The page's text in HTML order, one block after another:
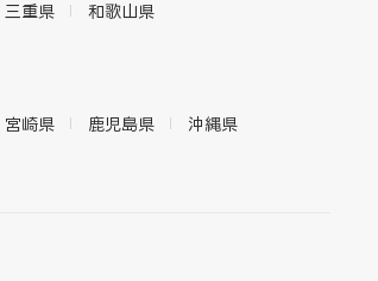
三重県 和歌山県
宮崎県 鹿児島県 沖縄県